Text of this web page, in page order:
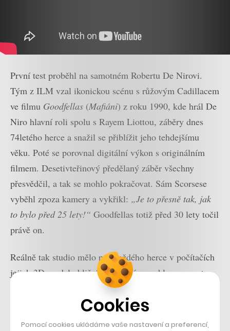
První test proběhl na samotném Robertu De Nirovi.
Tým z ILM vzal ikonickou scénu s růžovým Cadillacem
ve filmu Goodfellas (Mafiáni) z roku 1990, kde hrál De
Niro hlavní roli spolu s Rayem Liottou, záběry dnes
74letého herce a snažil se přiblížit jeho tehdejšímu
věku. Poté se porovnal digitální výkon s originálním
filmem. Desetivteřinový předělaný záběr všechny
přesvědčil, a tak se mohlo pokračovat. Sám Scorsese
vyběhl zpoza kamery a vykřikl: „Je to přesně tak, jak
to bylo před 25 lety!“ Goodfellas totiž před 30 lety točil
právě on.
Reálně tak studio mělo pro každého herce v počítačích
jejich 3D model obličeje, se kterým mohlo pracovat a
kombinovat s reálnými záběry. Pomáhala jim i umělá
inteligence, a to s vyhledáváním obličeje na záběru tak,
Cookies
Pomocí cookies ukládáme vaše nastavení a preferencí,